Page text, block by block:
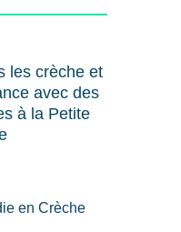
les crèche et
avec des
à la Petite
en Crèche